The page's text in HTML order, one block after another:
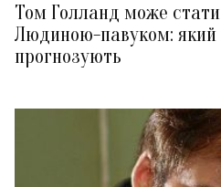
Том Голланд може
Людиною-павуком: який
прогнозують